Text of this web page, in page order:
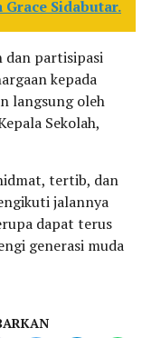
Sidabutar.
dan partisipasi
kepada
langsung oleh
Sekolah,
tertib, dan
jalannya
dapat terus
generasi muda